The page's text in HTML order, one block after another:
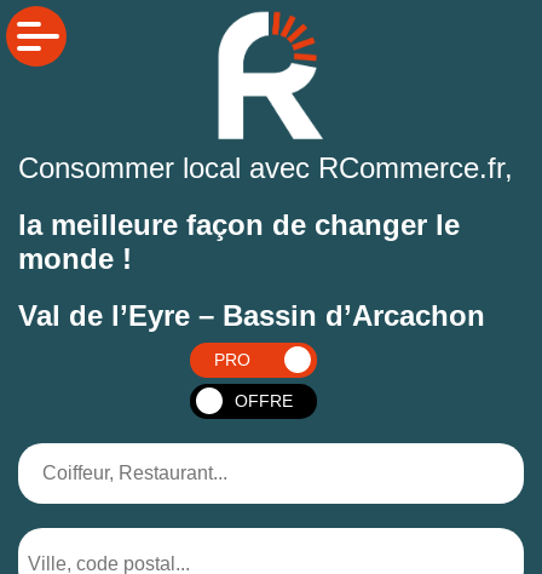
Consommer local avec RCommerce.fr,
la meilleure façon de changer le
monde !
Val de l’Eyre – Bassin d’Arcachon
PRO
OFFRE